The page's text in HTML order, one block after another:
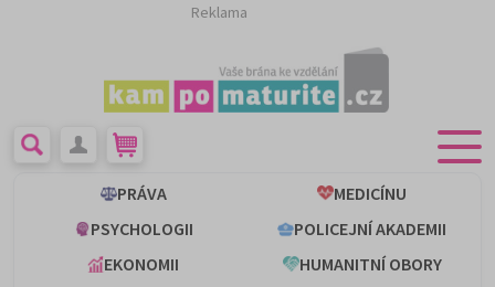
Reklama
PRÁVA
MEDICÍNU
PSYCHOLOGII
POLICEJNÍ AKADEMII
EKONOMII
HUMANITNÍ OBORY